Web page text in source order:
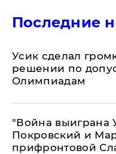
Последние
Усик сделал
решении по
Олимпиадам
"Война выиграна
Покровский и
прифронтовой